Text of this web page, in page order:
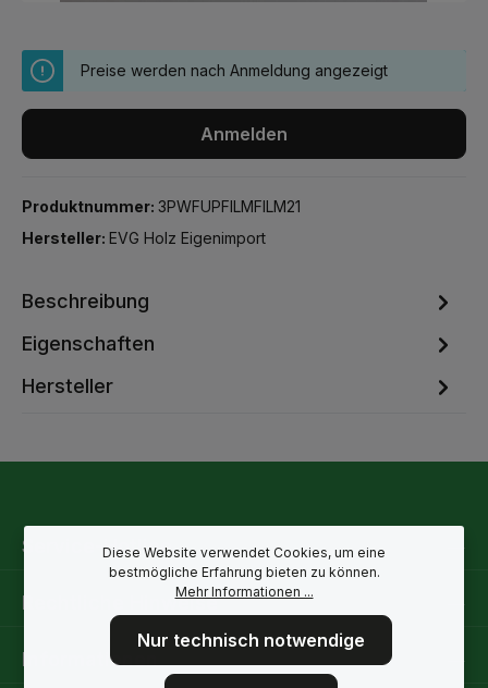
Preise werden nach Anmeldung angezeigt
Anmelden
Produktnummer: 3PWFUPFILMFILM21
Hersteller: EVG Holz Eigenimport
Beschreibung
Eigenschaften
Hersteller
Service-Hotline
Rechtliche Hinweise
Informationen
Diese Website verwendet Cookies, um eine
bestmögliche Erfahrung bieten zu können.
Mehr Informationen ...
Nur technisch notwendige